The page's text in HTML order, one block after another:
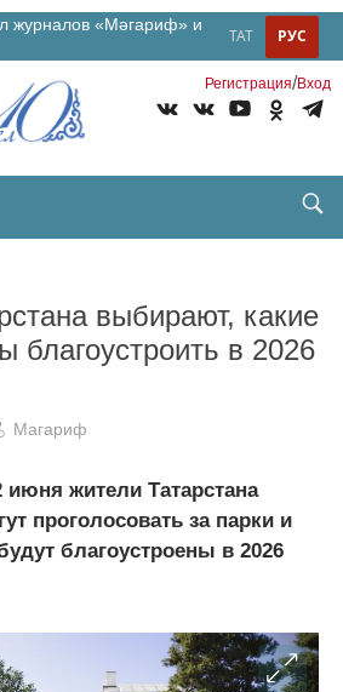
журналов «Мәгариф» и
РУС
ТАТ
Регистрация/Вход
выбирают, какие
благоустроить в 2026
Магариф
июня жители Татарстана
проголосовать за парки и
благоустроены в 2026